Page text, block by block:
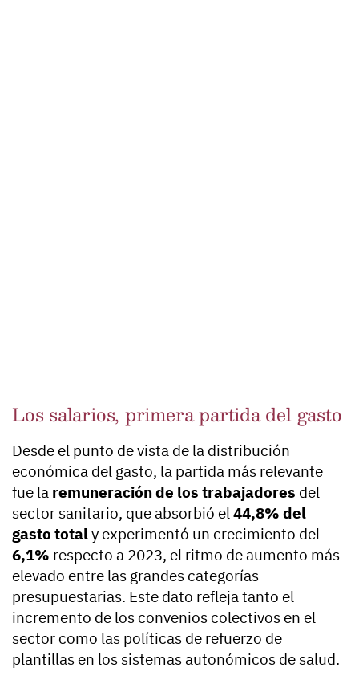
Los salarios, primera partida del gasto
Desde el punto de vista de la distribución
económica del gasto, la partida más relevante
fue la remuneración de los trabajadores del
sector sanitario, que absorbió el 44,8% del
gasto totaly experimentó un crecimiento del
6,1% respecto a 2023, el ritmo de aumento más
elevado entre las grandes categorías
presupuestarias. Este dato refleja tanto el
incremento de los convenios colectivos en el
sector como las políticas de refuerzo de
plantillas en los sistemas autonómicos de salud.